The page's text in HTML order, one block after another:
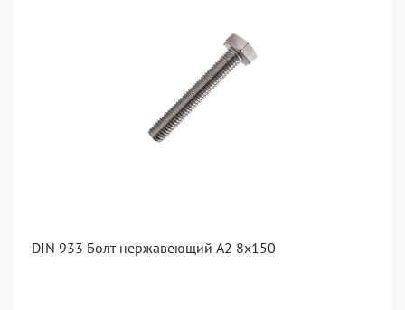
DIN 933 Болт нержавеющий А2 8х150